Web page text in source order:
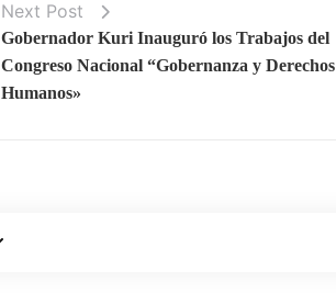
Next Post
Gobernador Kuri Inauguró los Trabajos del
Congreso Nacional “Gobernanza y Derechos
Humanos»